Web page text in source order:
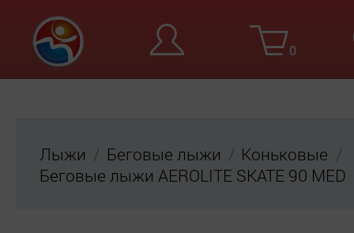
0
Лыжи Беговые лыжи
Коньковые
Беговые лыжи AEROLITE SKATE 90 MED